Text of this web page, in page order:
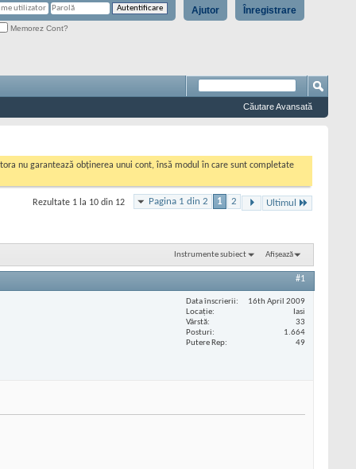
Înregistrare
Ajutor
Memorez Cont?
Căutare Avansată
nu garantează obținerea unui cont, însă modul în care sunt completate
Pagina 1 din 2 1 2 Ultimul
Rezultate 1 la 10 din 12
Instrumente subiect Afișează
#1
Data înscrierii
16th April 2009
Locaţie
Iasi
Vârstă
33
Posturi
1.664
Putere Rep
49